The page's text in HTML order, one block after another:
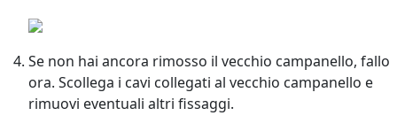
Se non hai ancora rimosso il vecchio campanello, fallo
ora. Scollega i cavi collegati al vecchio campanello e
rimuovi eventuali altri fissaggi.